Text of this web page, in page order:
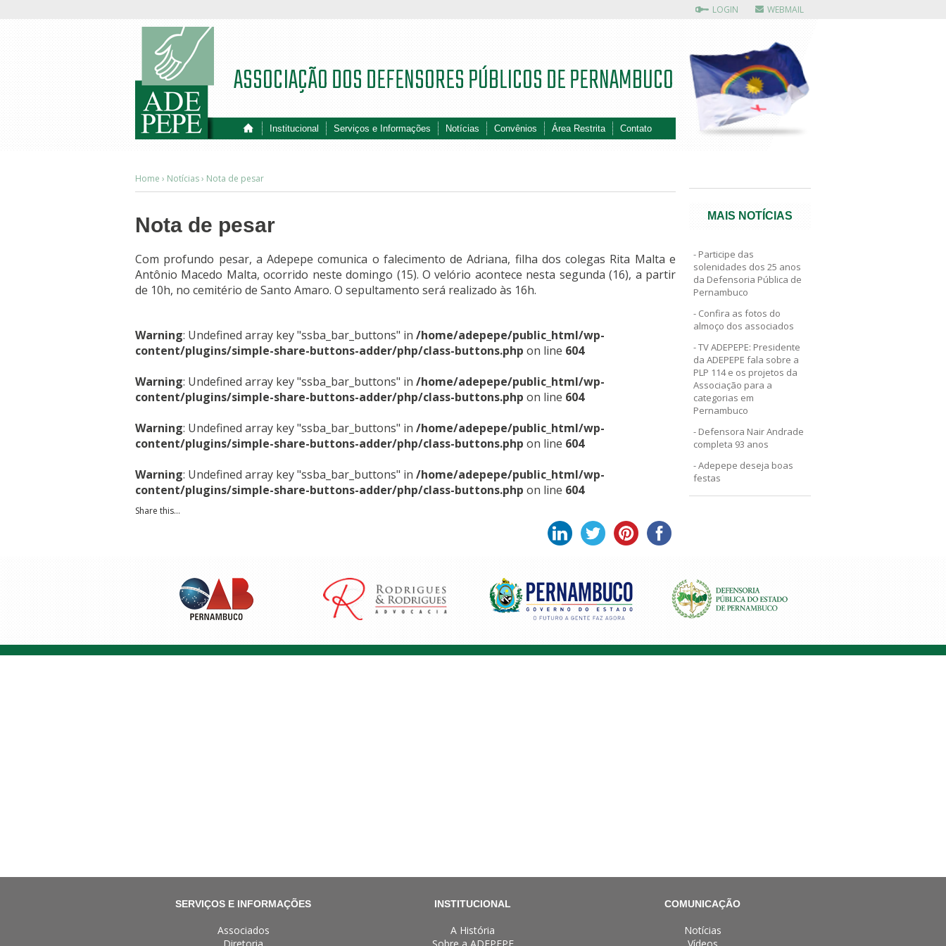
LOGIN WEBMAIL
Institucional Serviços e Informações Notícias Convênios Área Restrita Contato
ASSOCIAÇÃO DOS DEFENSORES PÚBLICOS DE PERNAMBUCO
Home › Notícias› Nota de pesar
Nota de pesar
Com profundo pesar, a Adepepe comunica o falecimento de Adriana, filha dos colegas Rita Malta e
Antônio Macedo Malta, ocorrido neste domingo (15). O velório acontece nesta segunda (16), a partir
de 10h, no cemitério de Santo Amaro. O sepultamento será realizado às 16h.
Warning: Undefined array key "ssba_bar_buttons" in /home/adepepe/public_html/wp-
content/plugins/simple-share-buttons-adder/php/class-buttons.php on line 604
Warning: Undefined array key "ssba_bar_buttons" in /home/adepepe/public_html/wp-
content/plugins/simple-share-buttons-adder/php/class-buttons.php on line 604
Warning: Undefined array key "ssba_bar_buttons" in /home/adepepe/public_html/wp-
content/plugins/simple-share-buttons-adder/php/class-buttons.php on line 604
Warning: Undefined array key "ssba_bar_buttons" in /home/adepepe/public_html/wp-
content/plugins/simple-share-buttons-adder/php/class-buttons.php on line 604
Share this...
MAIS NOTÍCIAS
Participe das
solenidades dos 25 anos
da Defensoria Pública de
Pernambuco
Confira as fotos do
almoço dos associados
TV ADEPEPE: Presidente
da ADEPEPE fala sobre a
PLP 114 e os projetos da
Associação para a
categorias em
Pernambuco
Defensora Nair Andrade
completa 93 anos
Adepepe deseja boas
festas
SERVIÇOS E INFORMAÇÕES
Associados
INSTITUCIONAL
A História
COMUNICAÇÃO
Notícias